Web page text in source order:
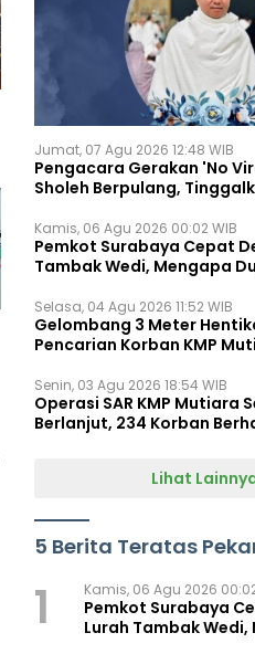
Jumat, 07 Agu 2026 12:48 WIB
Pengacara Gerakan 'No
Sholeh Berpulang,
Kamis, 06 Agu 2026 00:02 WIB
Pemkot Surabaya Cepat
Tambak Wedi, Mengapa
Selasa, 04 Agu 2026 11:52 WIB
Gelombang 3 Meter
Pencarian Korban KMP
Senin, 03 Agu 2026 18:54 WIB
Operasi SAR KMP Mutiara
Berlanjut, 234 Korban
Lihat
5 Berita Teratas
1 Kamis, 06 Agu 2026
Pemkot Surabaya
Lurah Tambak